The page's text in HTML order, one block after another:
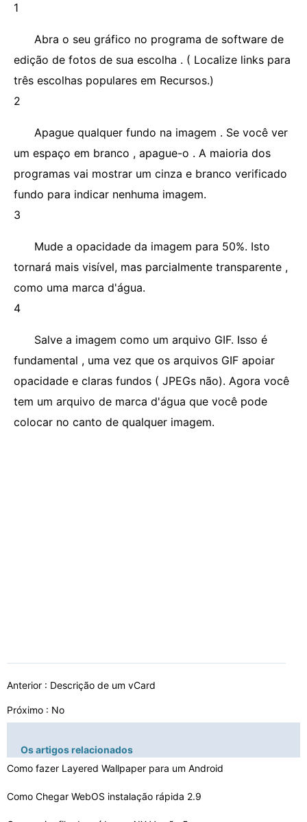
1
Abra o seu gráfico no programa de software de
edição de fotos de sua escolha . ( Localize links para
três escolhas populares em Recursos.)
2
Apague qualquer fundo na imagem . Se você ver
um espaço em branco , apague-o . A maioria dos
programas vai mostrar um cinza e branco verificado
fundo para indicar nenhuma imagem.
3
Mude a opacidade da imagem para 50%. Isto
tornará mais visível, mas parcialmente transparente ,
como uma marca d'água.
4
Salve a imagem como um arquivo GIF. Isso é
fundamental , uma vez que os arquivos GIF apoiar
opacidade e claras fundos ( JPEGs não). Agora você
tem um arquivo de marca d'água que você pode
colocar no canto de qualquer imagem.
Anterior : Descrição de um vCard
Próximo : No
Os artigos relacionados
Como fazer Layered Wallpaper para um Android
Como Chegar WebOS instalação rápida 2.9